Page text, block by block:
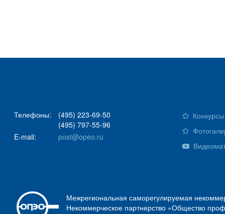
Телефоны:
(495) 223-69-50
(495) 797-55-96
E-mail:
post@opeo.ru
Межрегиональная саморегулируемая
Некоммерческое партнерство «Общество